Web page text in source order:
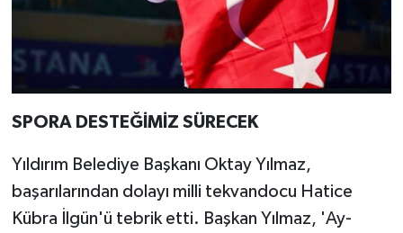
SPORA DESTEĞİMİZ SÜRECEK
Yıldırım Belediye Başkanı Oktay Yılmaz,
başarılarından dolayı milli tekvandocu Hatice
Kübra İlgün'ü tebrik etti. Başkan Yılmaz, 'Ay-